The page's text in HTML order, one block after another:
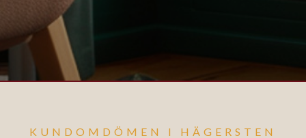
KUNDOMDÖMEN I HÄGERSTEN